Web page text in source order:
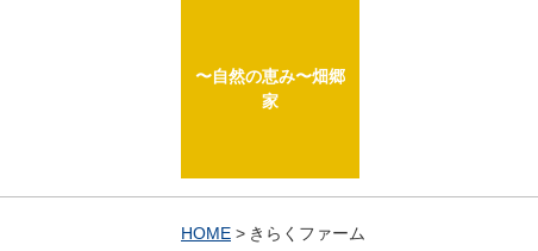
〜自然の恵み〜畑郷
家
HOME きらくファーム